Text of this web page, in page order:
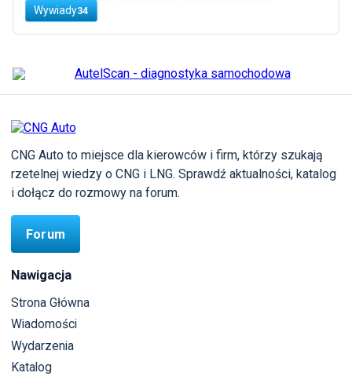
Wywiady34
CNG Auto to miejsce dla kierowców i firm, którzy szukają
rzetelnej wiedzy o CNG i LNG. Sprawdź aktualności, katalog
i dołącz do rozmowy na forum.
Forum
Nawigacja
Strona Główna
Wiadomości
Wydarzenia
Katalog